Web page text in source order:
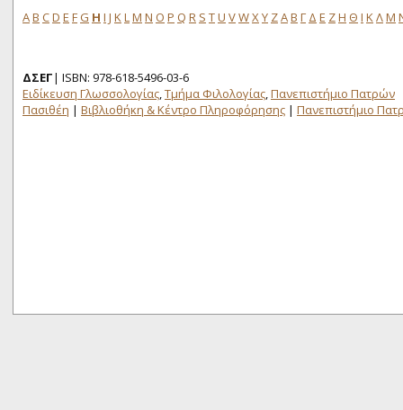
AB CD E FG H I J KLM N O P Q R S TU VWXY ZΑΒ Γ Δ Ε ΖΗ Θ Ι ΚΛΜ
ΔΣΕΓ| ISBN: 978-618-5496-03-6
Ειδίκευση Γλωσσολογίας,Τμήμα Φιλολογίας,Πανεπιστήμιο Πατρών
Πασιθέη | Βιβλιοθήκη & Κέντρο Πληροφόρησης | Πανεπιστήμιο